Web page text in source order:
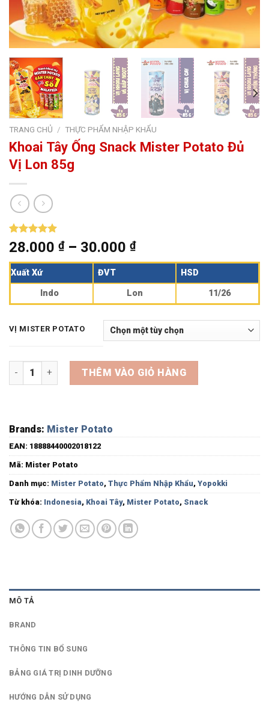
TRANG CHỦ / THỰC PHẨM NHẬP KHẨU
Khoai Tây Ống Snack Mister Potato Đủ
Vị Lon 85g
5.00 trên 5
dựa trên
1
đánh giá
28.000 ₫– 30.000 ₫
Xuất Xứ ĐVT
HSD
Indo
Lon 11/26
VỊ MISTER POTATO
Khoai Tây Ống Snack Mister Potato Đủ Vị Lon 85g số lượng
THÊM VÀO GIỎ HÀNG
Brands: Mister Potato
EAN: 18888440002018122
Mã: Mister Potato
Danh mục: Mister Potato, Thực Phẩm Nhập Khẩu, Yopokki
Từ khóa: Indonesia, Khoai Tây, Mister Potato, Snack
MÔ TẢ
BRAND
THÔNG TIN BỔ SUNG
BẢNG GIÁ TRỊ DINH DƯỠNG
HƯỚNG DẪN SỬ DỤNG